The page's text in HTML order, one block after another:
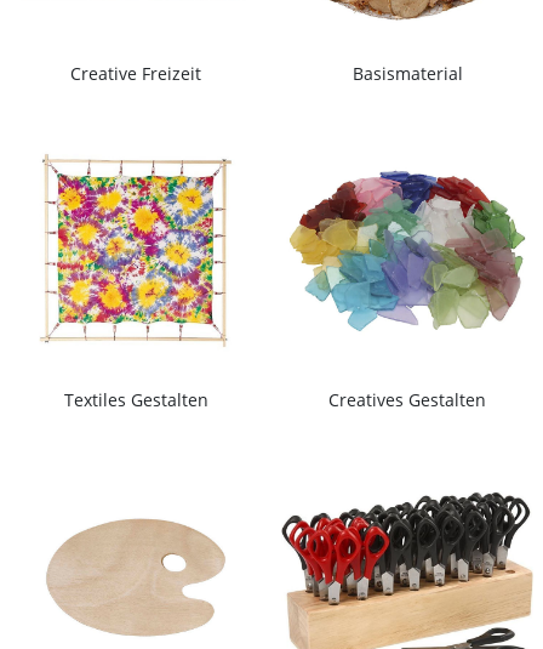
Creative Freizeit Basismaterial
Textiles Gestalten Creatives Gestalten